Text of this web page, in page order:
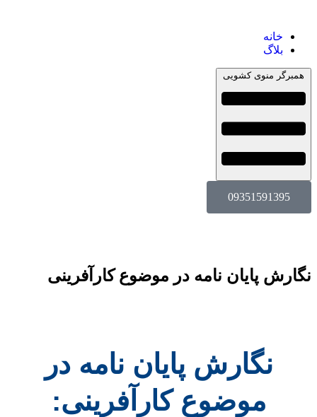
خانه
بلاگ
همبرگر منوی کشویی
09351591395
نگارش پایان نامه در موضوع کارآفرینی
نگارش پایان نامه در
موضوع کارآفرینی: